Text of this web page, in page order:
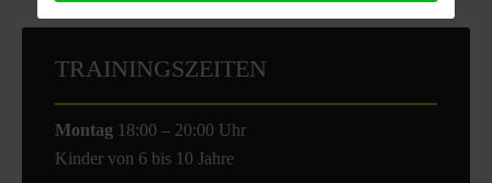
TRAININGSZEITEN
Montag 18:00 – 20:00 Uhr
Kinder von 6 bis 10 Jahre